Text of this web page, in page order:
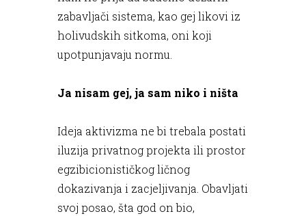
zabavljači sistema, kao gej likovi iz
holivudskih sitkoma, oni koji
upotpunjavaju normu.
Ja nisam gej, ja sam niko i ništa
Ideja aktivizma ne bi trebala postati
iluzija privatnog projekta ili prostor
egzibicionističkog ličnog
dokazivanja i zacjeljivanja. Obavljati
svoj posao, šta god on bio,